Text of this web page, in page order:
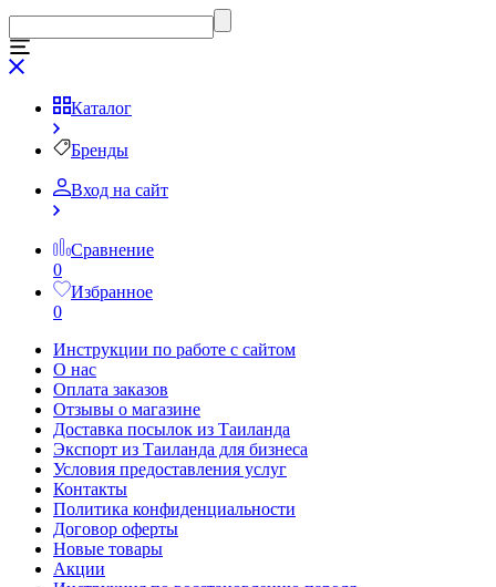
Каталог
Бренды
Вход на сайт
Сравнение
0
Избранное
0
Инструкции по работе с сайтом
О нас
Оплата заказов
Отзывы о магазине
Доставка посылок из Таиланда
Экспорт из Таиланда для бизнеса
Условия предоставления услуг
Контакты
Политика конфиденциальности
Договор оферты
Новые товары
Акции